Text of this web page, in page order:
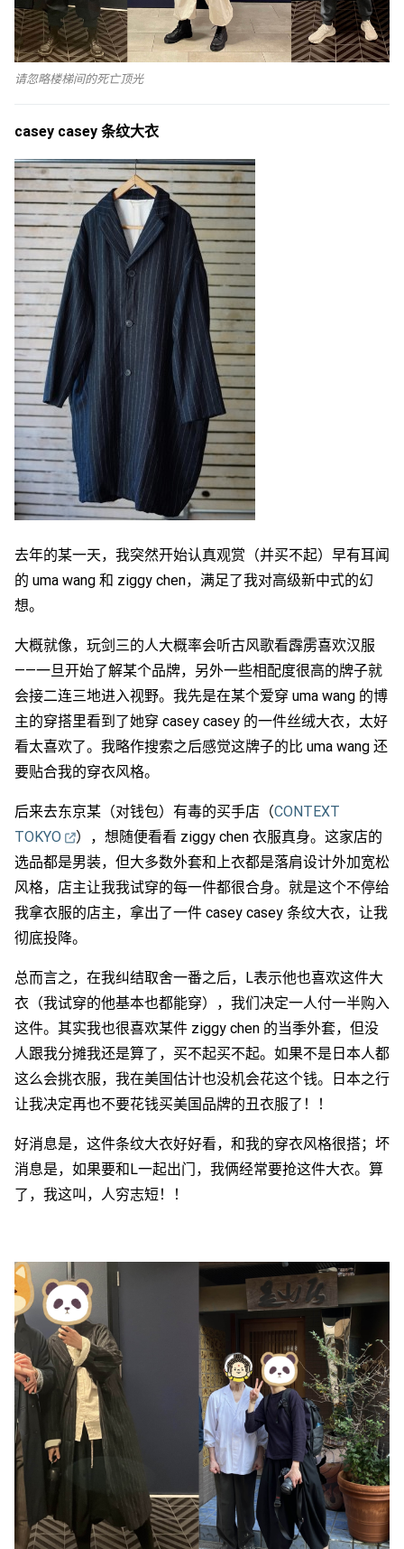
请忽略楼梯间的死亡顶光
casey casey 条纹大衣
去年的某一天，我突然开始认真观赏（并买不起）早有耳闻
的 uma wang 和 ziggy chen，满足了我对高级新中式的幻
想。
大概就像，玩剑三的人大概率会听古风歌看霹雳喜欢汉服
——一旦开始了解某个品牌，另外一些相配度很高的牌子就
会接二连三地进入视野。我先是在某个爱穿 uma wang 的博
主的穿搭里看到了她穿 casey casey 的一件丝绒大衣，太好
看太喜欢了。我略作搜索之后感觉这牌子的比 uma wang 还
要贴合我的穿衣风格。
后来去东京某（对钱包）有毒的买手店（CONTEXT
TOKYO
），想随便看看 ziggy chen 衣服真身。这家店的
选品都是男装，但大多数外套和上衣都是落肩设计外加宽松
风格，店主让我我试穿的每一件都很合身。就是这个不停给
我拿衣服的店主，拿出了一件 casey casey 条纹大衣，让我
彻底投降。
总而言之，在我纠结取舍一番之后，L表示他也喜欢这件大
衣（我试穿的他基本也都能穿），我们决定一人付一半购入
这件。其实我也很喜欢某件 ziggy chen 的当季外套，但没
人跟我分摊我还是算了，买不起买不起。如果不是日本人都
这么会挑衣服，我在美国估计也没机会花这个钱。日本之行
让我决定再也不要花钱买美国品牌的丑衣服了！！
好消息是，这件条纹大衣好好看，和我的穿衣风格很搭；坏
消息是，如果要和L一起出门，我俩经常要抢这件大衣。算
了，我这叫，人穷志短！！